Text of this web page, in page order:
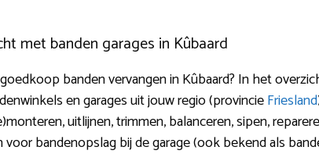
met banden garages in Kûbaard
banden vervangen in Kûbaard? In het
en garages uit jouw regio (provincieFriesland
uitlijnen, trimmen, balanceren, sipen,
voor bandenopslag bij de garage (ook bekend als